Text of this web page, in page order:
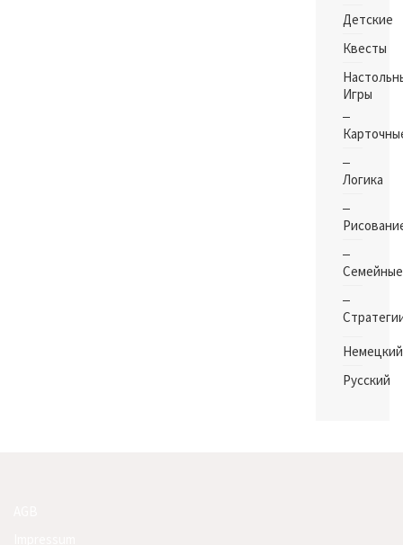
Детские
Квесты
Игры
Логика
Семейные
Немецкий
Русский